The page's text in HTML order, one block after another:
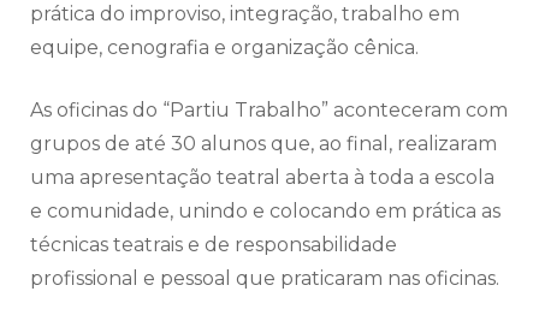
prática do improviso, integração, trabalho em
equipe, cenografia e organização cênica.
As oficinas do “Partiu Trabalho” aconteceram com
grupos de até 30 alunos que, ao final, realizaram
uma apresentação teatral aberta à toda a escola
e comunidade, unindo e colocando em prática as
técnicas teatrais e de responsabilidade
profissional e pessoal que praticaram nas oficinas.